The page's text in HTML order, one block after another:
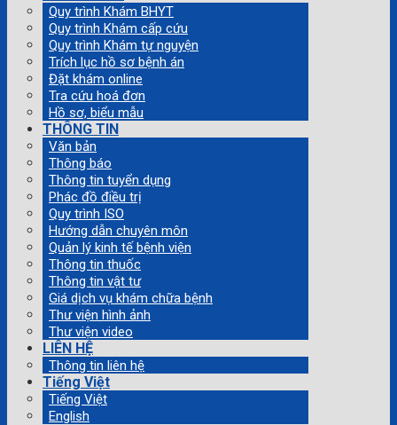
Quy trình Khám BHYT
Quy trình Khám cấp cứu
Quy trình Khám tự nguyện
Trích lục hồ sơ bệnh án
Đặt khám online
Tra cứu hoá đơn
Hồ sơ, biểu mẫu
THÔNG TIN
Văn bản
Thông báo
Thông tin tuyển dụng
Phác đồ điều trị
Quy trình ISO
Hướng dẫn chuyên môn
Quản lý kinh tế bệnh viện
Thông tin thuốc
Thông tin vật tư
Giá dịch vụ khám chữa bệnh
Thư viện hình ảnh
Thư viện video
LIÊN HỆ
Thông tin liên hệ
Tiếng Việt
Tiếng Việt
English